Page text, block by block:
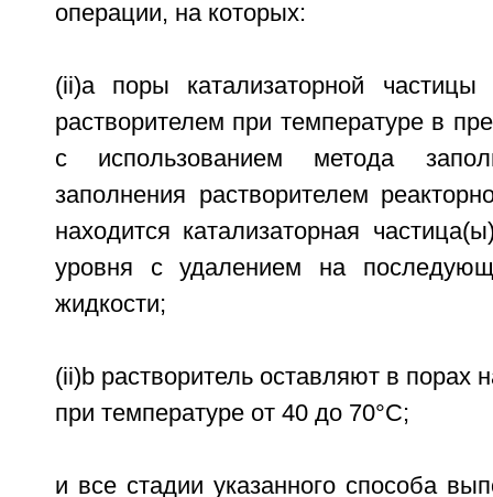
операции, на которых:
(ii)a поры катализаторной частицы
растворителем при температуре в
с использованием метода
заполнения растворителем
находится катализаторная
уровня с удалением на
жидкости;
(ii)b растворитель оставляют в порах
при температуре от 40 до 70°C;
и все стадии указанного способа